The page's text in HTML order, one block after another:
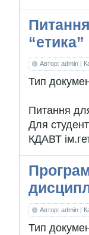
“етика”
Автор: admin |
Тип
Питання
Для
КДАВТ
Автор: admin |
Тип